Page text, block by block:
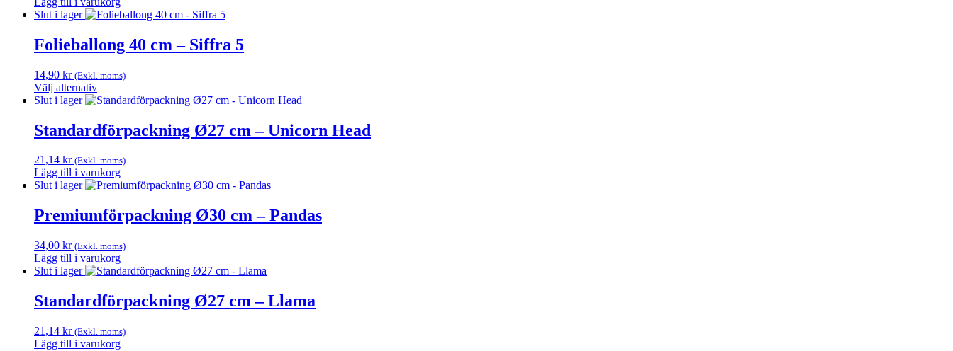
Slut i lager
Folieballong 40 cm – Siffra 5
14,90 kr (Exkl. moms)
Välj alternativ
Den
produkten
har
varianter.
De
olika
kan
väljas
på
produktsidan
Slut i lager
Standardförpackning Ø27 cm – Unicorn Head
21,14 kr (Exkl. moms)
Lägg till i varukorg
Slut i lager
Premiumförpackning Ø30 cm – Pandas
34,00 kr (Exkl. moms)
Lägg till i varukorg
Slut i lager
Standardförpackning Ø27 cm – Llama
21,14 kr (Exkl. moms)
Lägg till i varukorg